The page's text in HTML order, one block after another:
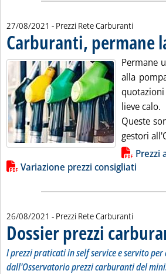
27/08/2021 - Prezzi Rete Carburanti
Carburanti, permane
Permane
alla
lieve calo.
Queste
gestori
Lista allegati PDF alla Prezzi
Variazione prezzi consigliati
26/08/2021 - Prezzi Rete Carburanti
Dossier prezzi
I prezzi praticati in self service e servito
dall'Osservatorio prezzi carburanti del